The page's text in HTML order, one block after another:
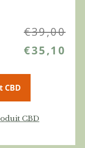
€39,00
€35,10
CBD
CBD